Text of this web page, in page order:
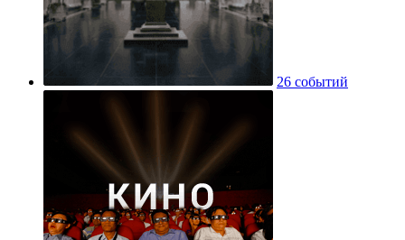
26 событий